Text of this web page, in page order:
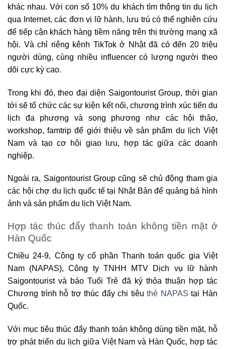
khác nhau. Với con số 10% du khách tìm thông tin du lịch
qua Internet, các đơn vị lữ hành, lưu trú có thể nghiên cứu
để tiếp cận khách hàng tiềm năng trên thị trường mạng xã
hội. Và chỉ riêng kênh TikTok ở Nhật đã có đến 20 triệu
người dùng, cùng nhiều influencer có lượng người theo
dõi cực kỳ cao.
Trong khi đó, theo đại diện Saigontourist Group, thời gian
tới sẽ tổ chức các sự kiện kết nối, chương trình xúc tiến du
lịch đa phương và song phương như các hội thảo,
workshop, famtrip để giới thiệu về sản phẩm du lịch Việt
Nam và tạo cơ hội giao lưu, hợp tác giữa các doanh
nghiệp.
Ngoài ra, Saigontourist Group cũng sẽ chủ động tham gia
các hội chợ du lịch quốc tế tại Nhật Bản để quảng bá hình
ảnh và sản phẩm du lịch Việt Nam.
Hợp tác thúc đẩy thanh toán không tiền mặt ở
Hàn Quốc
Chiều 24-9, Công ty cổ phần Thanh toán quốc gia Việt
Nam (NAPAS), Công ty TNHH MTV Dịch vụ lữ hành
Saigontourist và báo Tuổi Trẻ đã ký thỏa thuận hợp tác
Chương trình hỗ trợ thúc đẩy chi tiêuthẻ NAPAS tại Hàn
Quốc.
Với mục tiêu thúc đẩy thanh toán không dùng tiền mặt, hỗ
trợ phát triển du lịch giữa Việt Nam và Hàn Quốc, hợp tác